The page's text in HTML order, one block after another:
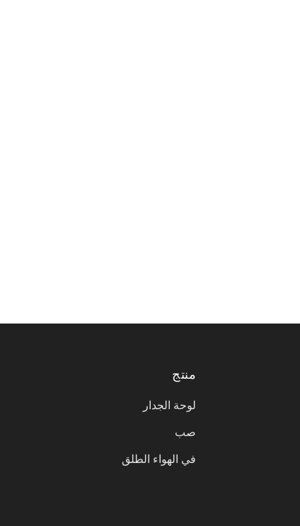
منتج
لوحة الجدار
صب
في الهواء الطلق